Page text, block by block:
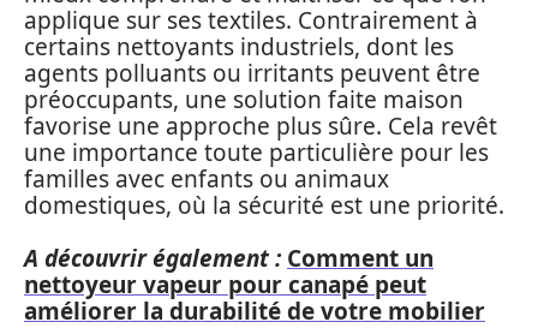
applique sur ses textiles. Contrairement à
certains nettoyants industriels, dont les
agents polluants ou irritants peuvent être
préoccupants, une solution faite maison
favorise une approche plus sûre. Cela revêt
une importance toute particulière pour les
familles avec enfants ou animaux
domestiques, où la sécurité est une priorité.
A découvrir également : Comment un
nettoyeur vapeur pour canapé peut
améliorer la durabilité de votre mobilier